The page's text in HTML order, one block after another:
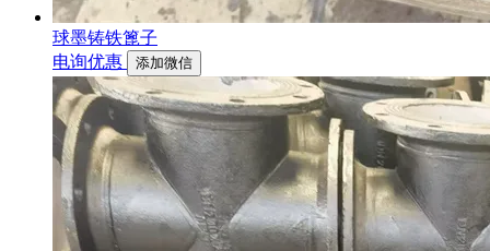
球墨铸铁篦子
电询优惠
添加微信